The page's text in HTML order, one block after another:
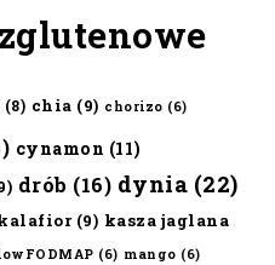
(8) chia (9) chorizo (6)
cynamon (11)
drób (16) dynia (22)
(9) kasza jaglana
(6) mango (6)